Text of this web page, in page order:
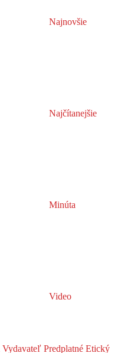
Najnovšie
Najčítanejšie
Minúta
Video
Vydavateľ Predplatné Etický